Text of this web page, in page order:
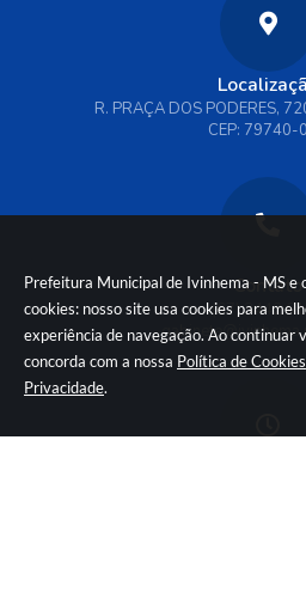
Prefeitura Municipal de Ivinhema - MS e
cookies: nosso site usa cookies para
experiência de navegação. Ao continuar
concorda com a nossa Política de Cookies
Privacidade.
R. PRAÇA DOS PODERES,
CEP: 79740-
Contato
(67) 3442